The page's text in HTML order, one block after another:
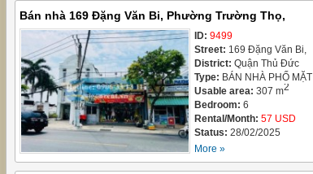
Bán nhà 169 Đặng Văn Bi, Phường Trường Thọ,
Thành Phố Thủ Đức, diện tích 307 m², giá bán 57 tỷ
ID: 9499
Street: 169 Đặng Văn Bi,
Phường Trường Thọ
District: Quận Thủ Đức
Type: BÁN NHÀ PHỐ MẶT
TIỀN
Usable area: 307 m2
Bedroom: 6
Rental/Month: 57 USD
Status: 28/02/2025
More »